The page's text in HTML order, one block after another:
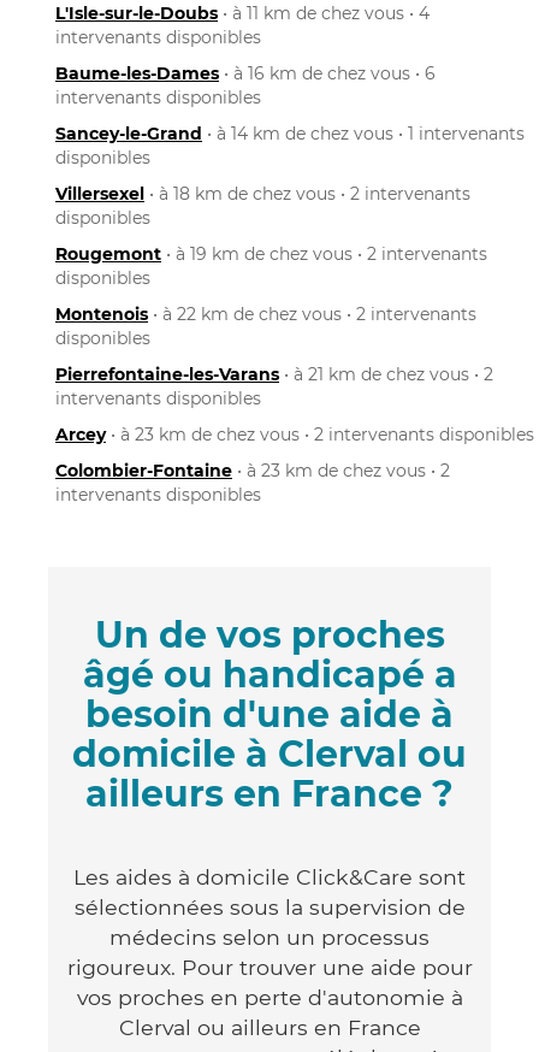
L'Isle-sur-le-Doubs • à 11 km de chez vous • 4
intervenants disponibles
Baume-les-Dames • à 16 km de chez vous • 6
intervenants disponibles
Sancey-le-Grand • à 14 km de chez vous • 1 intervenants
disponibles
Villersexel • à 18 km de chez vous • 2 intervenants
disponibles
Rougemont • à 19 km de chez vous • 2 intervenants
disponibles
Montenois • à 22 km de chez vous • 2 intervenants
disponibles
Pierrefontaine-les-Varans • à 21 km de chez vous • 2
intervenants disponibles
Arcey• à 23 km de chez vous • 2 intervenants disponibles
Colombier-Fontaine • à 23 km de chez vous • 2
intervenants disponibles
Un de vos proches
âgé ou handicapé a
besoin d'une aide à
domicile à Clerval ou
ailleurs en France ?
Les aides à domicile Click&Care sont
sélectionnées sous la supervision de
médecins selon un processus
rigoureux. Pour trouver une aide pour
vos proches en perte d'autonomie à
Clerval ou ailleurs en France